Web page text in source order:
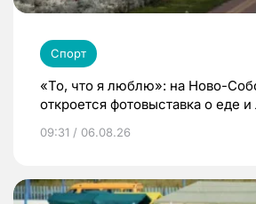
Спорт
«То, что я люблю»: на Ново-
откроется фотовыставка о еде
09:31 / 06.08.26